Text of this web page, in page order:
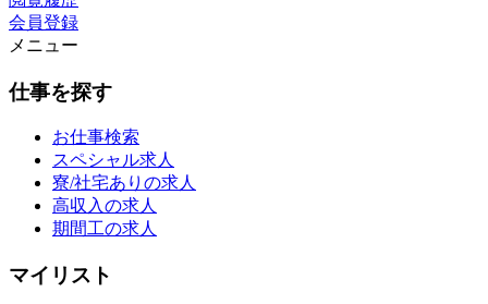
会員登録
メニュー
仕事を探す
お仕事検索
スペシャル求人
寮/社宅ありの求人
高収入の求人
期間工の求人
マイリスト